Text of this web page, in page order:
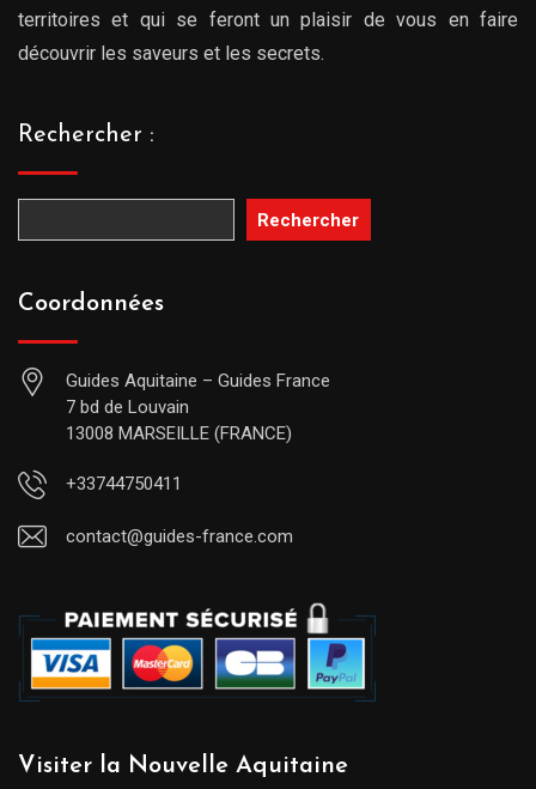
territoires et qui se feront un plaisir de vous en faire
découvrir les saveurs et les secrets.
Rechercher :
Rechercher
Coordonnées
Guides Aquitaine – Guides France
7 bd de Louvain
13008 MARSEILLE (FRANCE)
+33744750411
contact@guides-france.com
Visiter la Nouvelle Aquitaine